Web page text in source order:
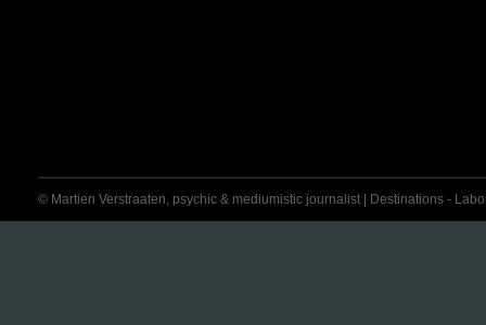
© Martien Verstraaten, psychic & mediumistic journalist | Destinations -